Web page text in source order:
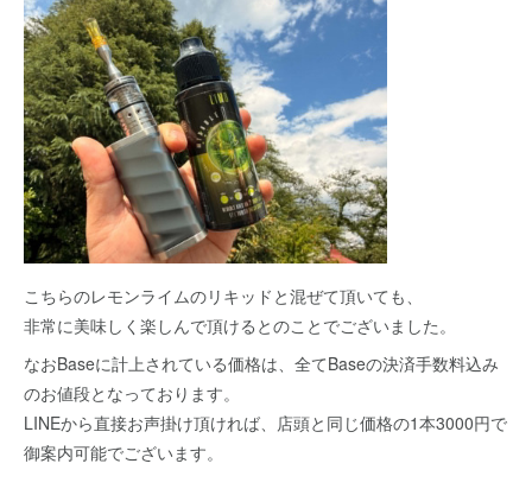
こちらのレモンライムのリキッドと混ぜて頂いても、
非常に美味しく楽しんで頂けるとのことでございました。
なおBaseに計上されている価格は、全てBaseの決済手数料込み
のお値段となっております。
LINEから直接お声掛け頂ければ、店頭と同じ価格の1本3000円で
御案内可能でございます。